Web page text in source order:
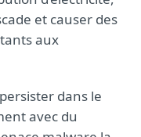
et causer des
aux
dans le
avec du